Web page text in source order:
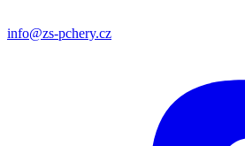
info@zs-pchery.cz